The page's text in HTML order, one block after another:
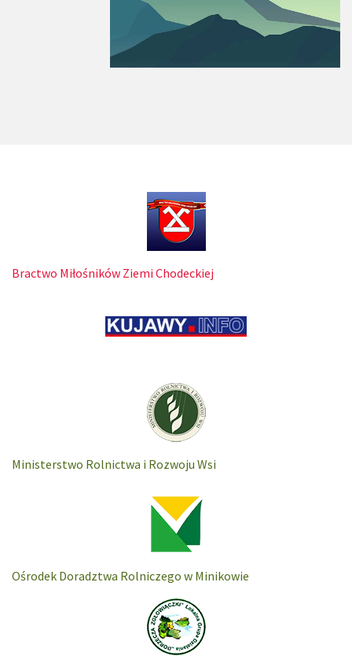
Bractwo Miłośników Ziemi Chodeckiej
Ministerstwo Rolnictwa i Rozwoju Wsi
Ośrodek Doradztwa Rolniczego w Minikowie